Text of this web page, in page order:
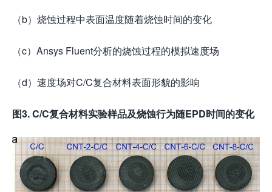
（b）烧蚀过程中表面温度随着烧蚀时间的变化
（c）Ansys Fluent分析的烧蚀过程的模拟速度场
（d）速度场对C/C复合材料表面形貌的影响
图3. C/C复合材料实验样品及烧蚀行为随EPD时间的变化